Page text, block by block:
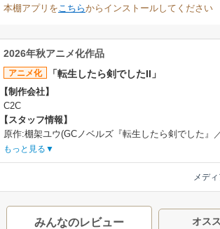
本棚アプリを こちらからインストールしてください
2026年秋アニメ化作品
アニメ化 「転生したら剣でしたII」
制作会社】
C2C
スタッフ情報】
原作:棚架ユウ(GCノベルズ『転生したら剣でした』
刊) / キャラクター原案:るろお
監督:石平信司
シリーズ構成・脚本:永野たかひろ / キャラクターデ
関連リンク】
公式サイト「転生したら剣でしたII」
もっと見る
メデ
みんなのレビュー オス